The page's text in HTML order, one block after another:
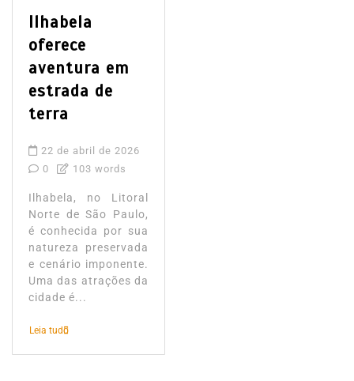
Ilhabela
oferece
aventura em
estrada de
terra
22 de abril de 2026
0
103 words
Ilhabela, no Litoral
Norte de São Paulo,
é conhecida por sua
natureza preservada
e cenário imponente.
Uma das atrações da
cidade é...
Leia tudo